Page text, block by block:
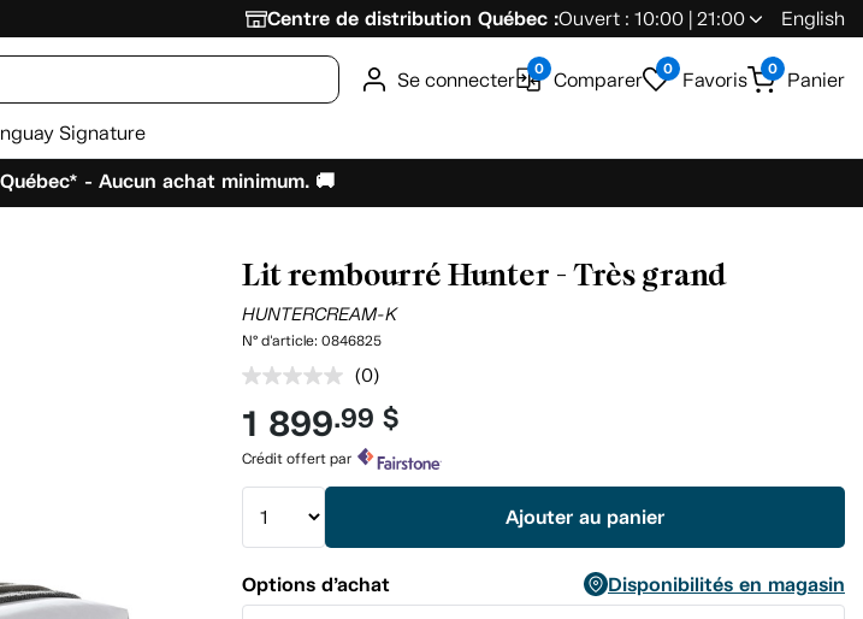
Centre de distribution Québec :Ouvert : 10:00 | 21:00 English
Se connecter 0 Comparer 0 Favoris 0 Panier
Signature
- Aucun achat minimum. 🚚
Lit rembourré Hunter - Très grand
HUNTERCREAM-K
N° d'article:0846825
Aucune
cote
pour
produit.
(0)
1 899.99 $
Crédit offert par
Ajouter au panier
Options d’achat
Disponibilités en magasin